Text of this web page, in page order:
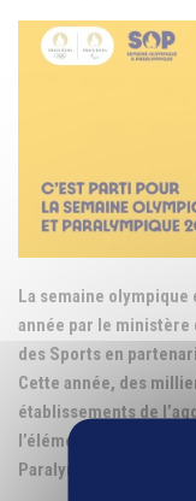
La semaine
année par le ministère
des Sports en
Cette année, des
établissements de
l’élémentaire au
Paralympique.